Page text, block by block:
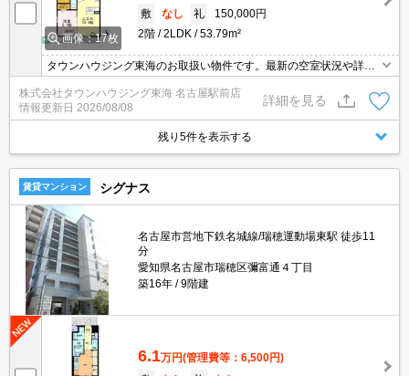
画像：17枚
敷
なし 礼
150,000円
2階
2LDK 53.79m²
タウンハウジング東海のお取扱い物件です。最新の空室状況や詳細
などお気軽にお問い合わせください。
株式会社タウンハウジング東海 名古屋駅前店
情報更新日 2026/08/08
詳細を見る
残り5件を表示する
賃貸マンション シグナス
名古屋市営地下鉄名城線/瑞穂運動場東駅 徒歩11
分
愛知県名古屋市瑞穂区彌富通４丁目
築16年
9階建
6.1万円(管理費等：6,500円)